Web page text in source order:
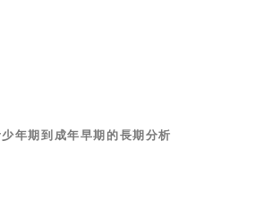
年期到成年早期的長期分析